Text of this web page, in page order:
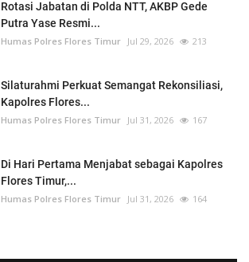
Rotasi Jabatan di Polda NTT, AKBP Gede
Putra Yase Resmi...
Humas Polres Flores Timur Jul 29, 2026 213
Silaturahmi Perkuat Semangat Rekonsiliasi,
Kapolres Flores...
Humas Polres Flores Timur Jul 31, 2026 167
Di Hari Pertama Menjabat sebagai Kapolres
Flores Timur,...
Humas Polres Flores Timur Jul 31, 2026 164